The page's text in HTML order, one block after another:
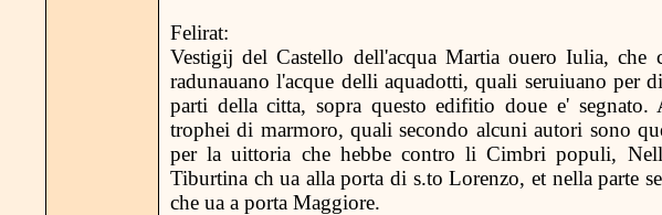
Felirat:
Vestigij del Castello dell'acqua Martia ouero Iulia,
radunauano l'acque delli aquadotti, quali seruiuano per
parti della citta, sopra questo edifitio doue e'
trophei di marmoro, quali secondo alcuni autori sono
per la uittoria che hebbe contro li Cimbri populi,
Tiburtina ch ua alla porta di s.to Lorenzo, et nella parte
che ua a porta Maggiore.